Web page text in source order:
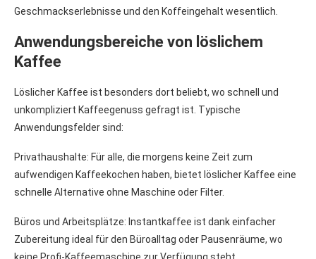
Geschmackserlebnisse und den Koffeingehalt wesentlich.
Anwendungsbereiche von löslichem
Kaffee
Löslicher Kaffee ist besonders dort beliebt, wo schnell und
unkompliziert Kaffeegenuss gefragt ist. Typische
Anwendungsfelder sind:
Privathaushalte: Für alle, die morgens keine Zeit zum
aufwendigen Kaffeekochen haben, bietet löslicher Kaffee eine
schnelle Alternative ohne Maschine oder Filter.
Büros und Arbeitsplätze: Instantkaffee ist dank einfacher
Zubereitung ideal für den Büroalltag oder Pausenräume, wo
keine Profi-Kaffeemaschine zur Verfügung steht.